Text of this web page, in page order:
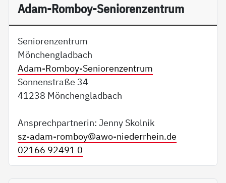
Adam-Romboy-Seniorenzentrum
Seniorenzentrum
Mönchengladbach
Adam-Romboy-Seniorenzentrum
Sonnenstraße 34
41238 Mönchengladbach
Ansprechpartnerin: Jenny Skolnik
sz-adam-romboy@awo-niederrhein.de
02166 92491 0